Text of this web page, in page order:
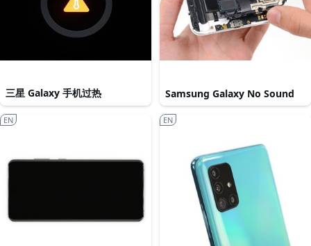
三星 Galaxy 手机过热 Samsung Galaxy No Sound
EN EN